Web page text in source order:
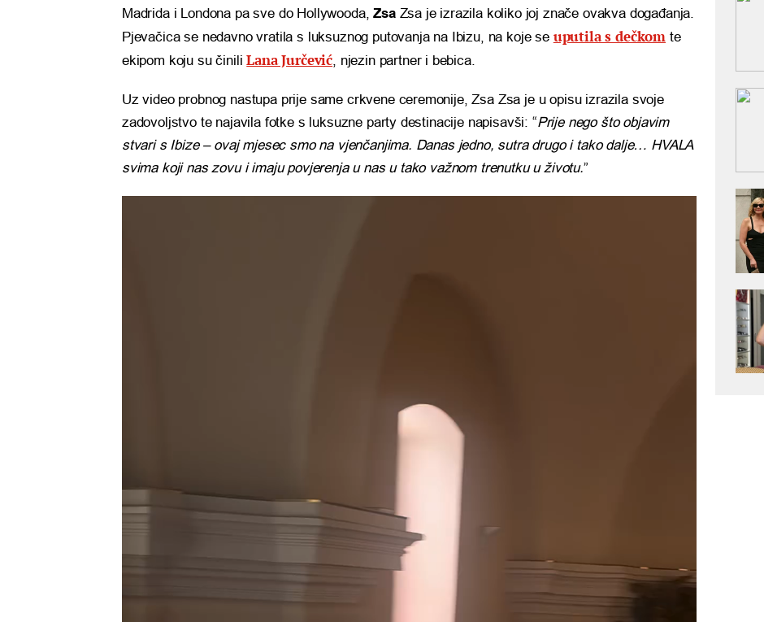
Madrida i Londona pa sve do Hollywooda,ZsaZsa je izrazila koliko joj znače ovakva događanja.
Pjevačica se nedavno vratila s luksuznog putovanja na Ibizu, na koje se uputila s dečkom te
ekipom koju su činiliLana Jurčević, njezin partner i bebica.
Uz video probnog nastupa prije same crkvene ceremonije, Zsa Zsa je u opisu izrazila svoje
zadovoljstvo te najavila fotke s luksuzne party destinacije napisavši: “Prije nego što objavim
stvari s Ibize – ovaj mjesec smo na vjenčanjima. Danas jedno, sutra drugo i tako dalje… HVALA
svima koji nas zovu i imaju povjerenja u nas u tako važnom trenutku u životu.”